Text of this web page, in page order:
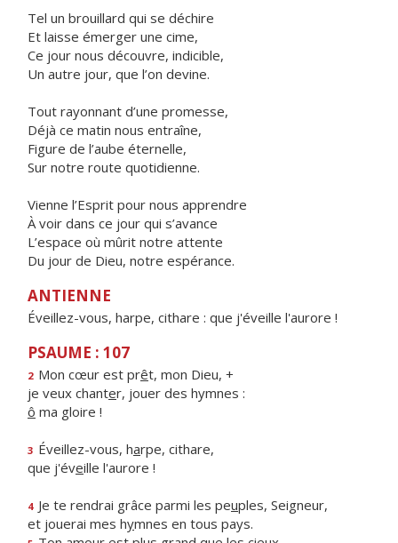
Tel un brouillard qui se déchire
Et laisse émerger une cime,
Ce jour nous découvre, indicible,
Un autre jour, que l’on devine.
Tout rayonnant d’une promesse,
Déjà ce matin nous entraîne,
Figure de l’aube éternelle,
Sur notre route quotidienne.
Vienne l’Esprit pour nous apprendre
À voir dans ce jour qui s’avance
L’espace où mûrit notre attente
Du jour de Dieu, notre espérance.
ANTIENNE
Éveillez-vous, harpe, cithare : que j'éveille l'aurore !
PSAUME : 107
2 Mon cœur est prêt, mon Dieu, +
je veux chanter, jouer des hymnes :
ô ma gloire !
3 Éveillez-vous, harpe, cithare,
que j'éveille l'aurore !
4 Je te rendrai grâce parmi les peuples, Seigneur,
et jouerai mes hymnes en tous pays.